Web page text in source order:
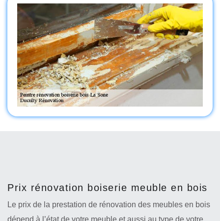
Prix rénovation boiserie meuble en bois
Le prix de la prestation de rénovation des meubles en bois
dépend à l’état de votre meuble et aussi au type de votre